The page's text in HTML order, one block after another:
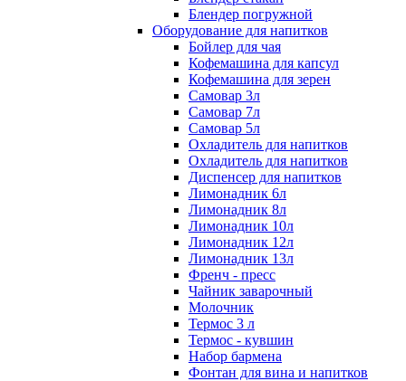
Блендер погружной
Оборудование для напитков
Бойлер для чая
Кофемашина для капсул
Кофемашина для зерен
Самовар 3л
Самовар 7л
Самовар 5л
Охладитель для напитков
Охладитель для напитков
Диспенсер для напитков
Лимонадник 6л
Лимонадник 8л
Лимонадник 10л
Лимонадник 12л
Лимонадник 13л
Френч - пресс
Чайник заварочный
Молочник
Термос 3 л
Термос - кувшин
Набор бармена
Фонтан для вина и напитков